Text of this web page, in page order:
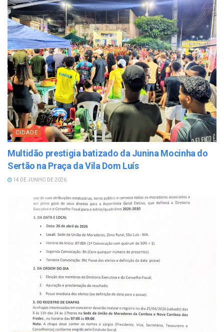
CIDADE
Multidão prestigia batizado da Junina Mocinha do
Sertão na Praça da Vila Dom Luís
14 DE JUNHO DE 2026